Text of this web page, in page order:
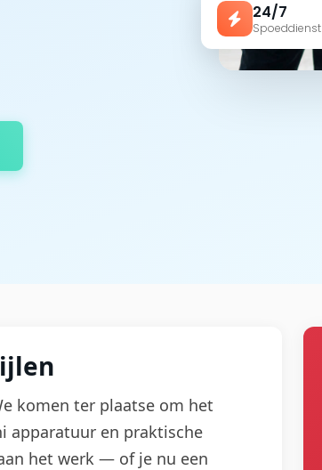
24/7
Spoeddienst
komen ter plaatse om het
apparatuur en praktische
het werk — of je nu een